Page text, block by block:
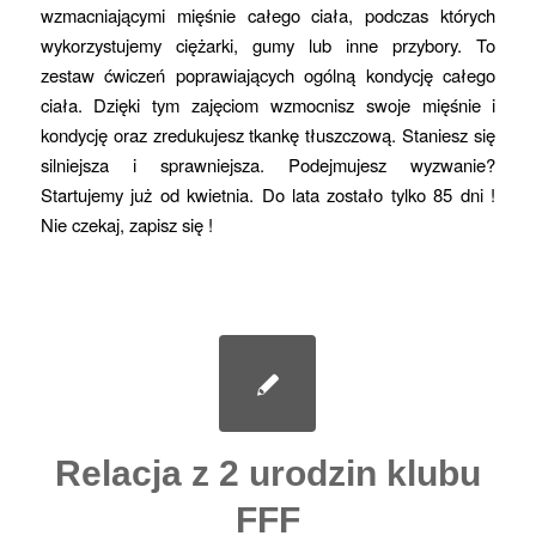
wzmacniającymi mięśnie całego ciała, podczas których
wykorzystujemy ciężarki, gumy lub inne przybory. To
zestaw ćwiczeń poprawiających ogólną kondycję całego
ciała. Dzięki tym zajęciom wzmocnisz swoje mięśnie i
kondycję oraz zredukujesz tkankę tłuszczową. Staniesz się
silniejsza i sprawniejsza. Podejmujesz wyzwanie?
Startujemy już od kwietnia. Do lata zostało tylko 85 dni !
Nie czekaj, zapisz się !
Relacja z 2 urodzin klubu
FFF